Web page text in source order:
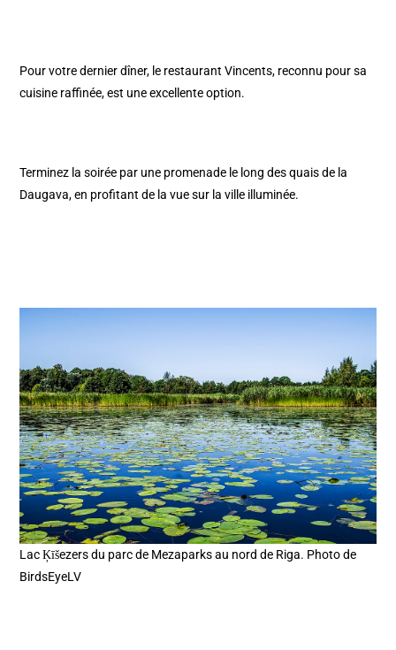
Pour votre dernier dîner, le restaurant Vincents, reconnu pour sa
cuisine raffinée, est une excellente option.​
Terminez la soirée par une promenade le long des quais de la
Daugava, en profitant de la vue sur la ville illuminée.
Lac Ķīšezers du parc de Mezaparks au nord de Riga. Photo de
BirdsEyeLV